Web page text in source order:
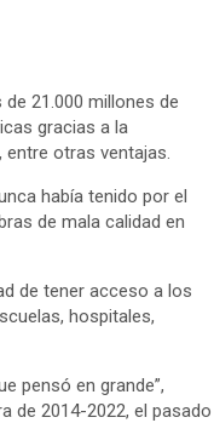
21.000 millones de
gracias a la
otras ventajas.
había tenido por el
de mala calidad en
de tener acceso a los
hospitales,
pensó en grande”,
de 2014-2022, el pasado